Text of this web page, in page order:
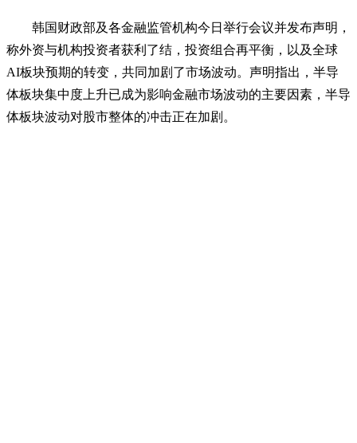
韩国财政部及各金融监管机构今日举行会议并发布声明，
称外资与机构投资者获利了结，投资组合再平衡，以及全球
AI板块预期的转变，共同加剧了市场波动。声明指出，半导
体板块集中度上升已成为影响金融市场波动的主要因素，半导
体板块波动对股市整体的冲击正在加剧。